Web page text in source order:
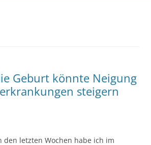
Geburt könnte Neigung
steigern
den letzten Wochen habe ich im